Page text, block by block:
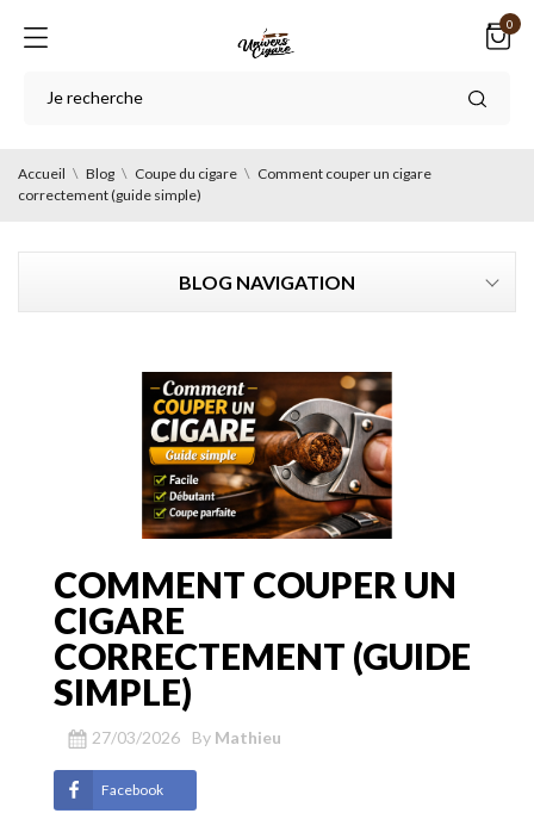
0
Accueil Blog Coupe du cigare
Comment couper un cigare
correctement (guide simple)
BLOG NAVIGATION
COMMENT COUPER UN
CIGARE
CORRECTEMENT (GUIDE
SIMPLE)
27/03/2026 By Mathieu
Facebook